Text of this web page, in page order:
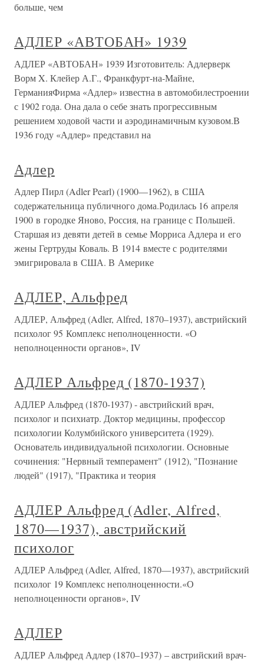
больше, чем
АДЛЕР «АВТОБАН» 1939
АДЛЕР «АВТОБАН» 1939 Изготовитель: Адлерверк
Ворм X. Клейер А.Г., Франкфурт-на-Майне,
ГерманияФирма «Адлер» известна в автомобилестроении
с 1902 года. Она дала о себе знать прогрессивным
решением ходовой части и аэродинамичным кузовом.В
1936 году «Адлер» представил на
Адлер
Адлер Пирл (Adler Pearl) (1900—1962), в США
содержательница публичного дома.Родилась 16 апреля
1900 в городке Яново, Россия, на границе с Польшей.
Старшая из девяти детей в семье Морриса Адлера и его
жены Гертруды Коваль. В 1914 вместе с родителями
эмигрировала в США. В Америке
АДЛЕР, Альфред
АДЛЕР, Альфред (Adler, Alfred, 1870–1937), австрийский
психолог 95 Комплекс неполноценности. «О
неполноценности органов», IV
АДЛЕР Альфред (1870-1937)
АДЛЕР Альфред (1870-1937) - австрийский врач,
психолог и психиатр. Доктор медицины, профессор
психологии Колумбийского университета (1929).
Основатель индивидуальной психологии. Основные
сочинения: "Нервный темперамент" (1912), "Познание
людей" (1917), "Практика и теория
АДЛЕР Альфред (Adler, Alfred,
1870—1937), австрийский
психолог
АДЛЕР Альфред (Adler, Alfred, 1870—1937), австрийский
психолог 19 Комплекс неполноценности.«О
неполноценности органов», IV
АДЛЕР
АДЛЕР Альфред Адлер (1870–1937) – австрийский врач-